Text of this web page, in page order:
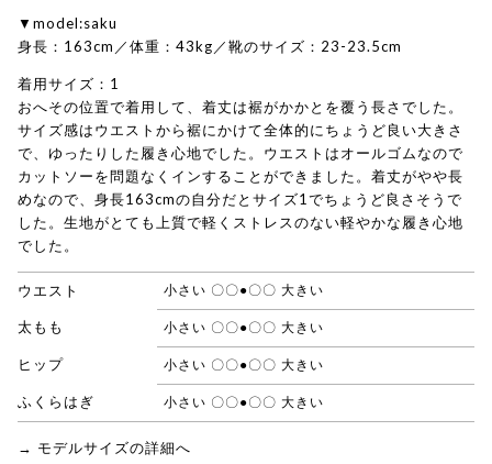
▼model:saku
身長：163cm／体重：43kg／靴のサイズ：23-23.5cm
着用サイズ：1
おへその位置で着用して、着丈は裾がかかとを覆う長さでした。
サイズ感はウエストから裾にかけて全体的にちょうど良い大きさ
で、ゆったりした履き心地でした。ウエストはオールゴムなので
カットソーを問題なくインすることができました。着丈がやや長
めなので、身長163cmの自分だとサイズ1でちょうど良さそうで
した。生地がとても上質で軽くストレスのない軽やかな履き心地
でした。
ウエスト 小さい 〇〇●〇〇 大きい
太もも 小さい 〇〇●〇〇 大きい
ヒップ 小さい 〇〇●〇〇 大きい
ふくらはぎ 小さい 〇〇●〇〇 大きい
→ モデルサイズの詳細へ